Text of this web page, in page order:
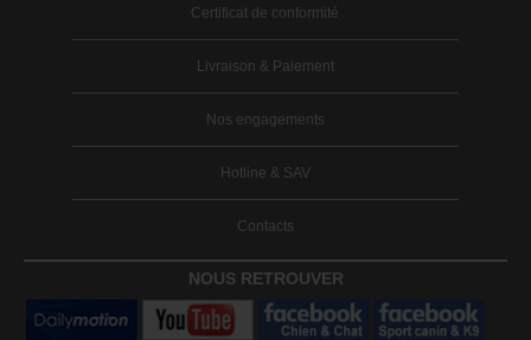
Certificat de conformité
Livraison & Paiement
Nos engagements
Hotline & SAV
Contacts
NOUS RETROUVER